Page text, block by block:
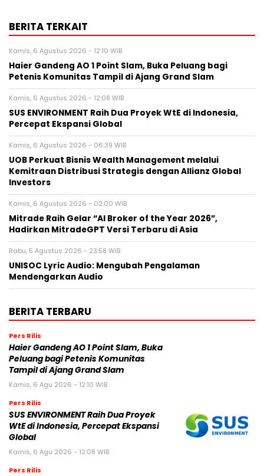
BERITA TERKAIT
Kamis, 6 Agustus 2026 - 12:10 WIB
Haier Gandeng AO 1 Point Slam, Buka Peluang bagi
Petenis Komunitas Tampil di Ajang Grand Slam
Kamis, 6 Agustus 2026 - 12:08 WIB
SUS ENVIRONMENT Raih Dua Proyek WtE di Indonesia,
Percepat Ekspansi Global
Kamis, 6 Agustus 2026 - 06:39 WIB
UOB Perkuat Bisnis Wealth Management melalui
Kemitraan Distribusi Strategis dengan Allianz Global
Investors
Kamis, 6 Agustus 2026 - 02:00 WIB
Mitrade Raih Gelar “AI Broker of the Year 2026”,
Hadirkan MitradeGPT Versi Terbaru di Asia
Rabu, 5 Agustus 2026 - 23:58 WIB
UNISOC Lyric Audio: Mengubah Pengalaman
Mendengarkan Audio
BERITA TERBARU
Pers Rilis
Haier Gandeng AO 1 Point Slam, Buka
Peluang bagi Petenis Komunitas
Tampil di Ajang Grand Slam
Kamis, 6 Agu 2026 - 12:10 WIB
Pers Rilis
SUS ENVIRONMENT Raih Dua Proyek
WtE di Indonesia, Percepat Ekspansi
Global
Kamis, 6 Agu 2026 - 12:08 WIB
Pers Rilis